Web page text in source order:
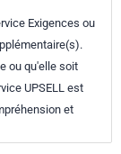
Exigences ou
ou qu'elle soit
UPSELL est
et